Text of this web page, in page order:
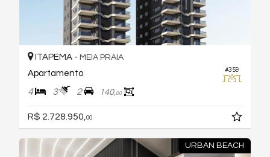
#359
ITAPEMA - MEIA PRAIA
Apartamento
4 3 2 140,00
R$ 2.728.950, 00
URBAN BEACH